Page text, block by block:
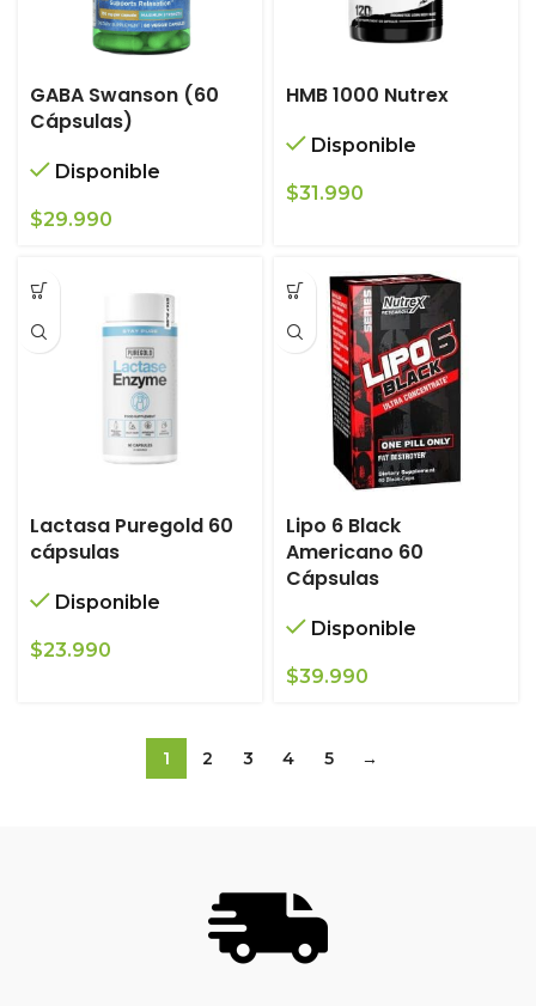
GABA Swanson (60
Cápsulas)
Disponible
$29.990
HMB 1000 Nutrex
Disponible
$31.990
Lactasa Puregold 60
cápsulas
Disponible
$23.990
Lipo 6 Black
Americano 60
Cápsulas
Disponible
$39.990
1 2 3 4 5 →